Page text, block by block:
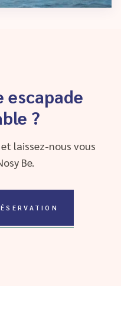
escapade
?
laissez-nous vous
Be.